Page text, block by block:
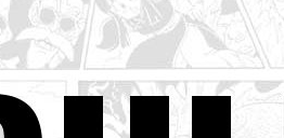
03.08.2026 [3. August] Weekly
03.08.2026 Super Saiyan Goku
01.08.2026 Dragon Ball Super